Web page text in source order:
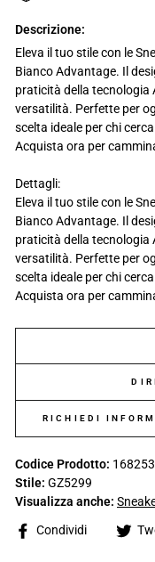
Descrizione:
Eleva il tuo stile con le
Bianco Advantage. Il
praticità della tecnologia
versatilità. Perfette per
scelta ideale per chi
Acquista ora per
Dettagli:
Eleva il tuo stile con le
Bianco Advantage. Il
praticità della tecnologia
versatilità. Perfette per
scelta ideale per chi
Acquista ora per
RICHIEDI
Codice Prodotto: 168253
Stile: GZ5299
Visualizza anche:
Condividi
Share